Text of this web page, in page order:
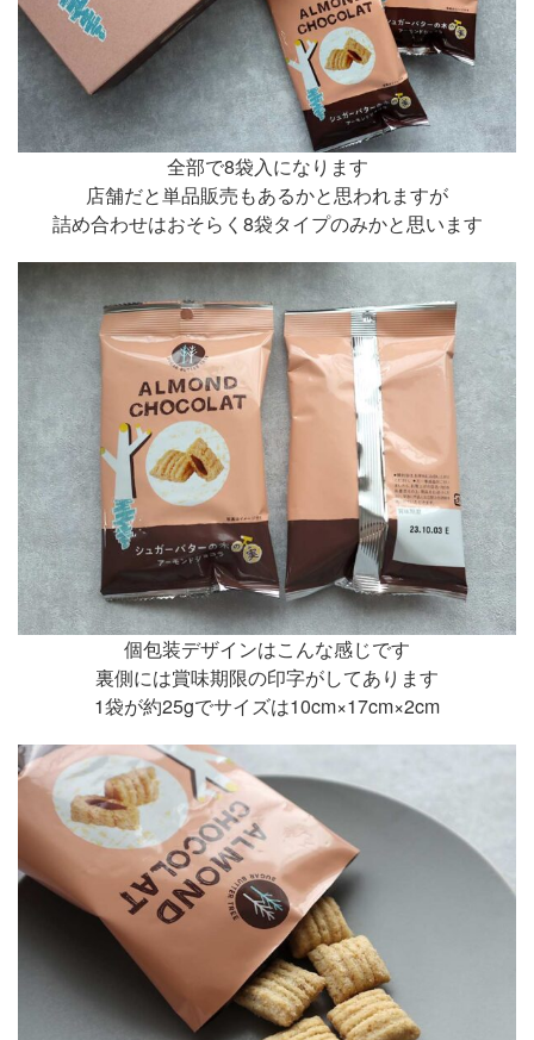
全部で8袋入になります
店舗だと単品販売もあるかと思われますが
詰め合わせはおそらく8袋タイプのみかと思います
個包装デザインはこんな感じです
裏側には賞味期限の印字がしてあります
1袋が約25gでサイズは10cm×17cm×2cm